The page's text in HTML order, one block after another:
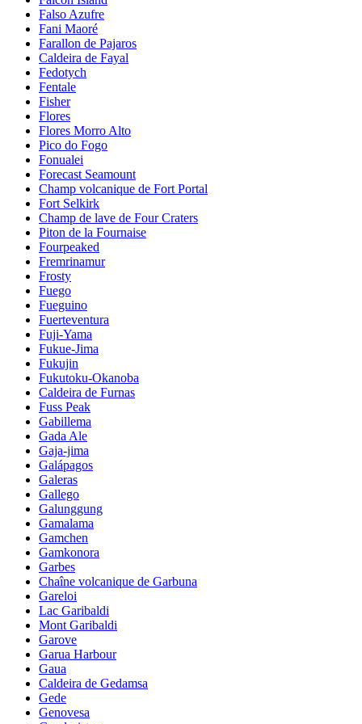
Falso Azufre
Fani Maoré
Farallon de Pajaros
Caldeira de Fayal
Fedotych
Fentale
Fisher
Flores
Flores Morro Alto
Pico do Fogo
Fonualei
Forecast Seamount
Champ volcanique de Fort Portal
Fort Selkirk
Champ de lave de Four Craters
Piton de la Fournaise
Fourpeaked
Fremrinamur
Frosty
Fuego
Fueguino
Fuerteventura
Fuji-Yama
Fukue-Jima
Fukujin
Fukutoku-Okanoba
Caldeira de Furnas
Fuss Peak
Gabillema
Gada Ale
Gaja-jima
Galápagos
Galeras
Gallego
Galunggung
Gamalama
Gamchen
Gamkonora
Garbes
Chaîne volcanique de Garbuna
Gareloi
Lac Garibaldi
Mont Garibaldi
Garove
Garua Harbour
Gaua
Caldeira de Gedamsa
Gede
Genovesa